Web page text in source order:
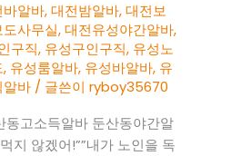
바알바,대전밤알바,대전보
사무실,대전유성야간알바,
구직, 유성구인구직, 유성노
, 유성룸알바, 유성바알바, 유
알바 / 글쓴이ryboy35670
고소득알바 둔산동야간알
지 않겠어!””내가 노인을 독